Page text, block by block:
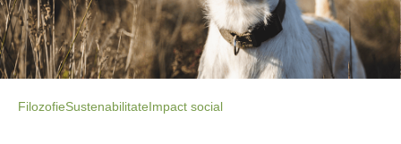
FilozofieSustenabilitateImpact social